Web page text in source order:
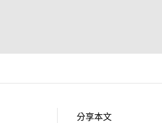
分享本文